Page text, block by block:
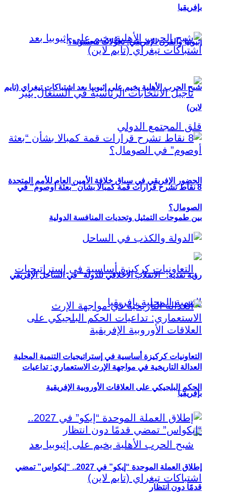
إثيوبيا والقرن الإفريقي: تحوُّلات محسوبة؟
الحضور الإفريقي في سباق خلافة الأمين العام للأمم المتحدة
بين طموحات التمثيل وتحديات المنافسة الدولية
التعاونيات كركيزة أساسية في إستراتيجيات التنمية المحلية
بإفريقيا
بإفريقيا
شبح الحرب الأهلية يخيم على إثيوبيا بعد اشتباكات تيغراي (تايم
لاين)
8 نقاط تشرح قرارات قمة كمبالا بشأن “بعثة أوصوم” في
الصومال؟
رؤية نقدية: “الانقلاب الأخلاقي للدولة” في الساحل الإفريقي
العدالة التاريخية في مواجهة الإرث الاستعماري: تداعيات
الحكم البلجيكي على العلاقات الأوروبية الإفريقية
إطلاق العملة الموحدة “إيكو” في 2027.. “إيكواس” تمضي
قدمًا دون انتظار